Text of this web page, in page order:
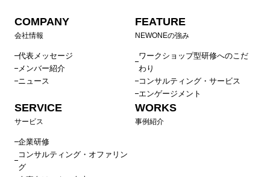
COMPANY
会社情報
代表メッセージ
メンバー紹介
ニュース
FEATURE
NEWONEの強み
ワークショップ型研修へのこだ
わり
コンサルティング・サービス
エンゲージメント
SERVICE
サービス
企業研修
コンサルティング・オファリン
グ
WORKS
事例紹介